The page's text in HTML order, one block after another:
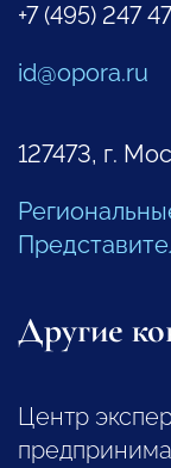
+7 (495) 247
id@opora.ru
127473, г.
Другие
Центр